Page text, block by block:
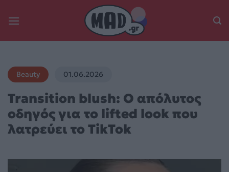
Beauty 01.06.2026
Transition blush: Ο απόλυτος
οδηγός για το lifted look που
λατρεύει το TikTok